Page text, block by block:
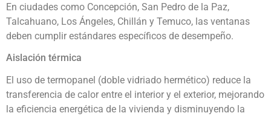
En ciudades como Concepción, San Pedro de la Paz,
Talcahuano, Los Ángeles, Chillán y Temuco, las ventanas
deben cumplir estándares específicos de desempeño.
Aislación térmica
El uso de termopanel (doble vidriado hermético) reduce la
transferencia de calor entre el interior y el exterior, mejorando
la eficiencia energética de la vivienda y disminuyendo la